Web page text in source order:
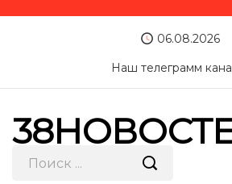
06.08.2026
Наш телеграмм